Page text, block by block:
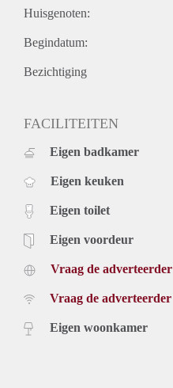
Huisgenoten:
Begindatum:
Bezichtiging
FACILITEITEN
Eigen badkamer
Eigen keuken
Eigen toilet
Eigen voordeur
Vraag de adverteerder
Vraag de adverteerder
Eigen woonkamer